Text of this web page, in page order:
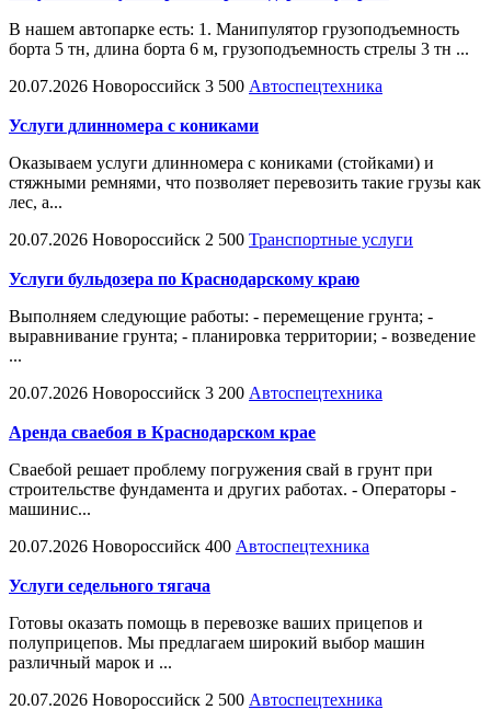
В нашем автопарке есть: 1. Манипулятор грузоподъемность
борта 5 тн, длина борта 6 м, грузоподъемность стрелы 3 тн ...
20.07.2026 Новороссийск 3 500 Автоспецтехника
Услуги длинномера с кониками
Оказываем услуги длинномера с кониками (стойками) и
стяжными ремнями, что позволяет перевозить такие грузы как
лес, а...
20.07.2026 Новороссийск 2 500 Транспортные услуги
Услуги бульдозера по Краснодарскому краю
Выполняем следующие работы: - перемещение грунта; -
выравнивание грунта; - планировка территории; - возведение
...
20.07.2026 Новороссийск 3 200 Автоспецтехника
Аренда сваебоя в Краснодарском крае
Сваебой решает проблему погружения свай в грунт при
строительстве фундамента и других работах. - Операторы -
машинис...
20.07.2026 Новороссийск 400 Автоспецтехника
Услуги седельного тягача
Готовы оказать помощь в перевозке ваших прицепов и
полуприцепов. Мы предлагаем широкий выбор машин
различный марок и ...
20.07.2026 Новороссийск 2 500 Автоспецтехника